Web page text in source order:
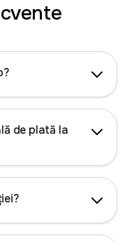
de plată la